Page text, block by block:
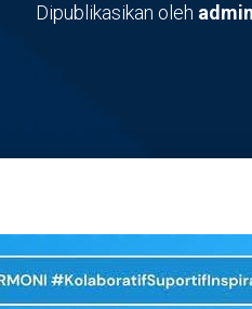
Dipublikasikan oleh admin